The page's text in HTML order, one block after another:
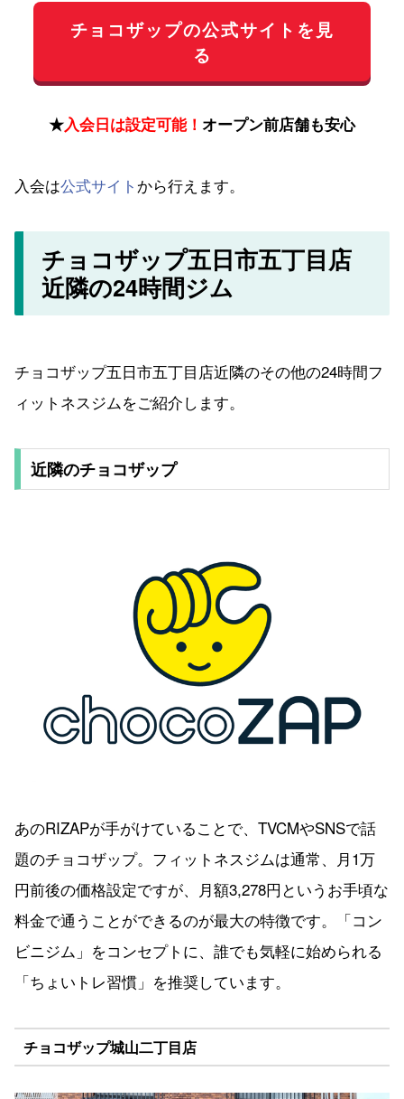
チョコザップの公式サイトを見
る
★入会日は設定可能！ オープン前店舗も安心
入会は公式サイト から行えます。
チョコザップ五日市五丁目店
近隣の24時間ジム
チョコザップ五日市五丁目店近隣のその他の24時間フ
ィットネスジムをご紹介します。
近隣のチョコザップ
あのRIZAPが手がけていることで、TVCMやSNSで話
題のチョコザップ。フィットネスジムは通常、月1万
円前後の価格設定ですが、月額3,278円というお手頃な
料金で通うことができるのが最大の特徴です。「コン
ビニジム」をコンセプトに、誰でも気軽に始められる
「ちょいトレ習慣」を推奨しています。
チョコザップ城山二丁目店